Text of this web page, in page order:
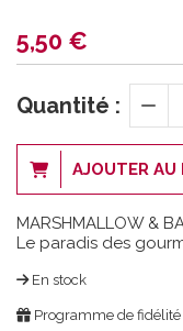
5,50 €
Quantité :
AJOUTER AU
MARSHMALLOW &
Le paradis des
En stock
Programme de